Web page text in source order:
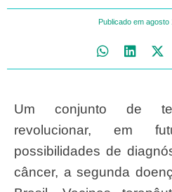
Publicado em agosto
Um conjunto de tecnologias promete
revolucionar, em
possibilidades de
câncer, a segunda